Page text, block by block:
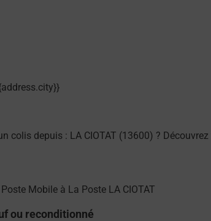
colis depuis : LA CIOTAT (13600) ?
ou reconditionné